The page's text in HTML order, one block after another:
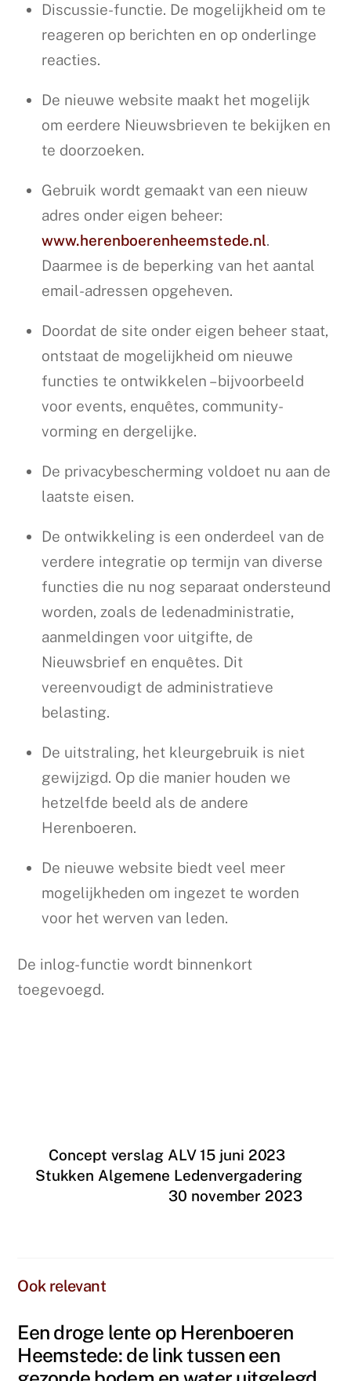
Discussie-functie. De mogelijkheid om te
reageren op berichten en op onderlinge
reacties.
De nieuwe website maakt het mogelijk
om eerdere Nieuwsbrieven te bekijken en
te doorzoeken.
Gebruik wordt gemaakt van een nieuw
adres onder eigen beheer:
www.herenboerenheemstede.nl.
Daarmee is de beperking van het aantal
email-adressen opgeheven.
Doordat de site onder eigen beheer staat,
ontstaat de mogelijkheid om nieuwe
functies te ontwikkelen – bijvoorbeeld
voor events, enquêtes, community-
vorming en dergelijke.
De privacybescherming voldoet nu aan de
laatste eisen.
De ontwikkeling is een onderdeel van de
verdere integratie op termijn van diverse
functies die nu nog separaat ondersteund
worden, zoals de ledenadministratie,
aanmeldingen voor uitgifte, de
Nieuwsbrief en enquêtes. Dit
vereenvoudigt de administratieve
belasting.
De uitstraling, het kleurgebruik is niet
gewijzigd. Op die manier houden we
hetzelfde beeld als de andere
Herenboeren.
De nieuwe website biedt veel meer
mogelijkheden om ingezet te worden
voor het werven van leden.
De inlog-functie wordt binnenkort
toegevoegd.
Concept verslag ALV 15 juni 2023
Stukken Algemene Ledenvergadering
30 november 2023
Een droge lente op Herenboeren
Heemstede: de link tussen een